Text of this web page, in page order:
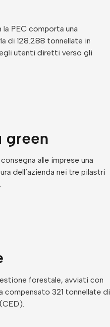
PEC comporta una
di 128.288 tonnellate in
utenti diretti verso gli
green
alle imprese una
dell’azienda nei tre pilastri
forestale, avviati con
compensato 321 tonnellate di